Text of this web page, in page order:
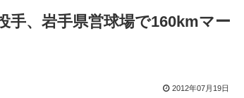
手、岩手県営球場で160kmマー
2012年07月19日